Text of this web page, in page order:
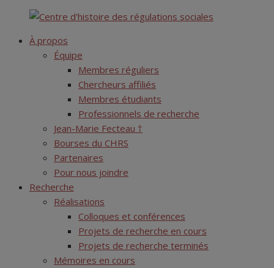
content
Centre d'histoire des régulations sociales
À propos
Équipe
Membres réguliers
Chercheurs affiliés
Membres étudiants
Professionnels de recherche
Jean-Marie Fecteau †
Bourses du CHRS
Partenaires
Pour nous joindre
Recherche
Réalisations
Colloques et conférences
Projets de recherche en cours
Projets de recherche terminés
Mémoires en cours